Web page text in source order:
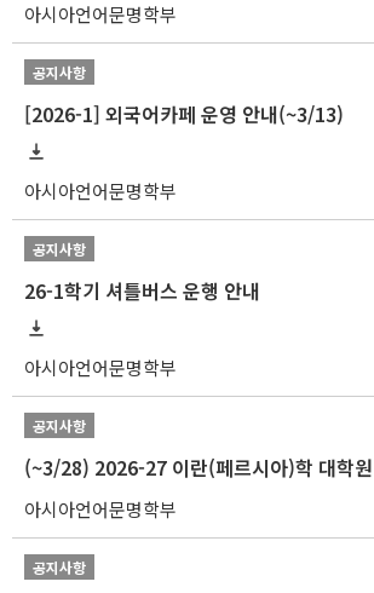
아시아언어문명학부
공지사항
[2026-1] 외국어카페 운영 안내(~3/13)
아시아언어문명학부
공지사항
26-1학기 셔틀버스 운행 안내
아시아언어문명학부
공지사항
(~3/28) 2026-27 이란(페르시아)학 대학
아시아언어문명학부
공지사항